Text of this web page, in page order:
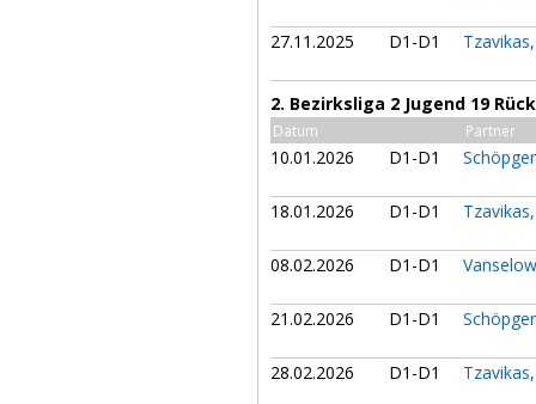
27.11.2025 D1-D1
2. Bezirksliga 2 Jugend 19
Datum Partner
10.01.2026 D1-D1
18.01.2026 D1-D1
08.02.2026 D1-D1
21.02.2026 D1-D1
28.02.2026 D1-D1